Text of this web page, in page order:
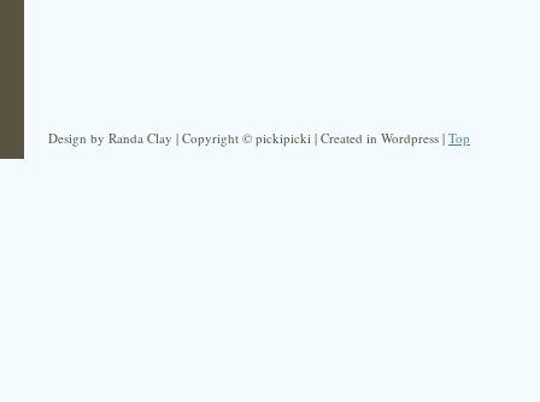
Design by Randa Clay | Copyright © pickipicki | Created in Wordpress | Top